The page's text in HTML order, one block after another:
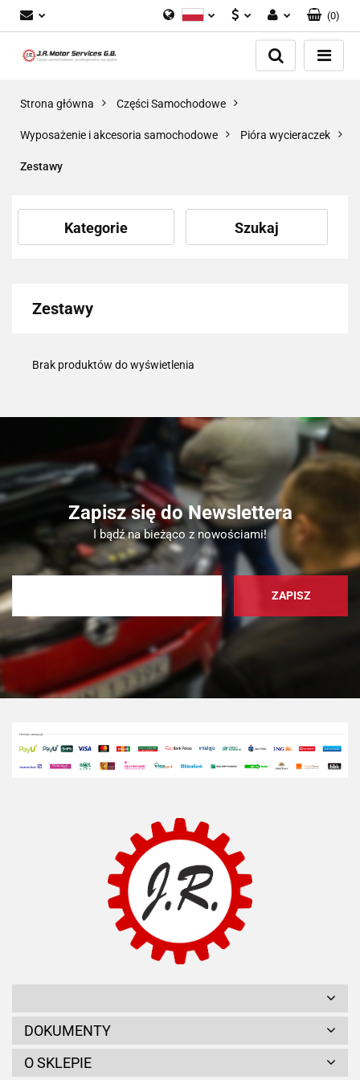
GBP
Zaloguj się
Dodaj zgłoszenie
(0)
Strona główna Części Samochodowe
Wyposażenie i akcesoria samochodowe Pióra wycieraczek
Zestawy
Kategorie Szukaj
Zestawy
Brak produktów do wyświetlenia
Zapisz się do Newslettera
I bądź na bieżąco z nowościami!
DOKUMENTY
O SKLEPIE